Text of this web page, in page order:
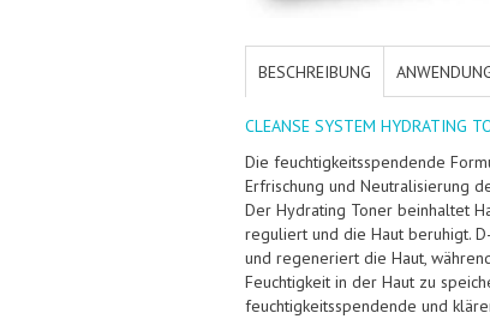
BESCHREIBUNG
CLEANSE SYSTEM HYDRATING
Die feuchtigkeitsspendende
Erfrischung und Neutralisierung
Der Hydrating Toner beinhaltet
reguliert und die Haut beruhigt.
und regeneriert die Haut,
Feuchtigkeit in der Haut zu
feuchtigkeitsspendende und